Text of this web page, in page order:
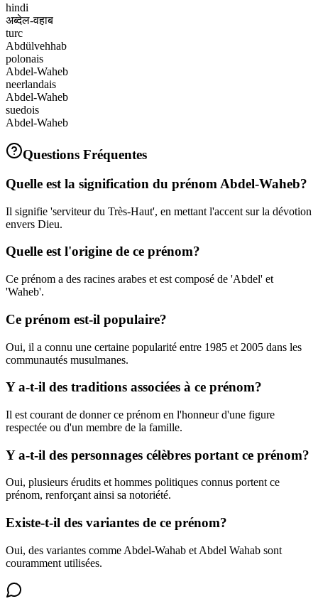
hindi
अब्देल-वहाब
turc
Abdülvehhab
polonais
Abdel-Waheb
neerlandais
Abdel-Waheb
suedois
Abdel-Waheb
Questions Fréquentes
Quelle est la signification du prénom Abdel-Waheb?
Il signifie 'serviteur du Très-Haut', en mettant l'accent sur la dévotion
envers Dieu.
Quelle est l'origine de ce prénom?
Ce prénom a des racines arabes et est composé de 'Abdel' et
'Waheb'.
Ce prénom est-il populaire?
Oui, il a connu une certaine popularité entre 1985 et 2005 dans les
communautés musulmanes.
Y a-t-il des traditions associées à ce prénom?
Il est courant de donner ce prénom en l'honneur d'une figure
respectée ou d'un membre de la famille.
Y a-t-il des personnages célèbres portant ce prénom?
Oui, plusieurs érudits et hommes politiques connus portent ce
prénom, renforçant ainsi sa notoriété.
Existe-t-il des variantes de ce prénom?
Oui, des variantes comme Abdel-Wahab et Abdel Wahab sont
couramment utilisées.